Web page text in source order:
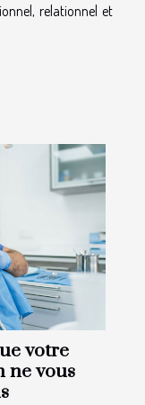
relationnel et
votre
ne vous